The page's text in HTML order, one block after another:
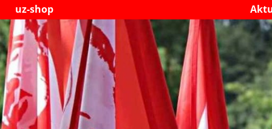
uz-shop